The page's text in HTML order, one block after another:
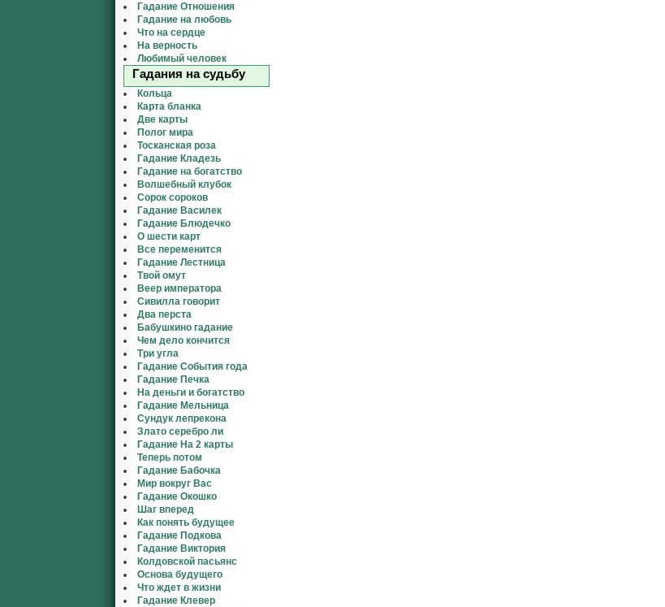
Гадание Отношения
Гадание на любовь
Что на сердце
На верность
Любимый человек
Гадания на судьбу
Кольца
Карта бланка
Две карты
Полог мира
Тосканская роза
Гадание Кладезь
Гадание на богатство
Волшебный клубок
Сорок сороков
Гадание Василек
Гадание Блюдечко
О шести карт
Все переменится
Гадание Лестница
Твой омут
Веер императора
Сивилла говорит
Два перста
Бабушкино гадание
Чем дело кончится
Три угла
Гадание События года
Гадание Печка
На деньги и богатство
Гадание Мельница
Сундук лепрекона
Злато серебро ли
Гадание На 2 карты
Теперь потом
Гадание Бабочка
Мир вокруг Вас
Гадание Окошко
Шаг вперед
Как понять будущее
Гадание Подкова
Гадание Виктория
Колдовской пасьянс
Основа будущего
Что ждет в жизни
Гадание Клевер